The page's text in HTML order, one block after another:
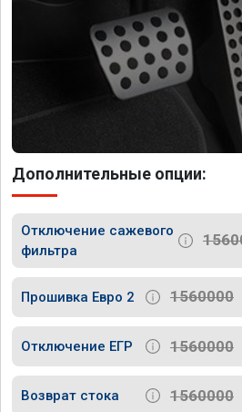
Дополнительные опции:
Отключение сажевого
фильтра
Прошивка Евро 2 1560000
Отключение ЕГР 1560000
Возврат стока 1560000